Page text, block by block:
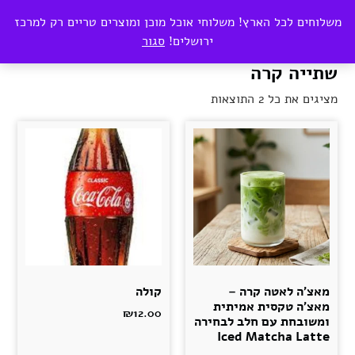
משלוחים לכל הארץ! משלוחי אוכל מוכן ומוצרים טריים רק למרכז
ירושלים! סגור
₪0.00
שתייה קרה
מציגים את כל ⁦2⁩ התוצאות
מאצ'ה לאטה קרה –
מאצ'ה טקסית אמיתית
ומשובחת עם חלב לבחירה
Iced Matcha Latte
קולה
₪12.00